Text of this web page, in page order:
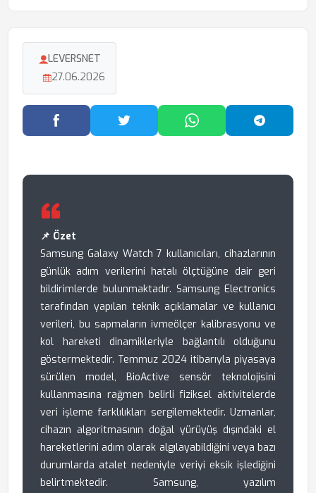
LEVERSNET
27.06.2026
Facebook'ta PaylaşTwitter'da PaylaşWhatsApp'ta Paylaş
📌 Özet
Samsung Galaxy Watch 7 kullanıcıları, cihazlarının
günlük adım verilerini hatalı ölçtüğüne dair geri
bildirimlerde bulunmaktadır. Samsung Electronics
tarafından yapılan teknik açıklamalar ve kullanıcı
verileri, bu sapmaların ivmeölçer kalibrasyonu ve
kol hareketi dinamikleriyle bağlantılı olduğunu
göstermektedir. Temmuz 2024 itibarıyla piyasaya
sürülen model, BioActive sensör teknolojisini
kullanmasına rağmen belirli fiziksel aktivitelerde
veri işleme farklılıkları sergilemektedir. Uzmanlar,
cihazın algoritmasının doğal yürüyüş dışındaki el
hareketlerini adım olarak algılayabildiğini veya bazı
durumlarda atalet nedeniyle veriyi eksik işlediğini
belirtmektedir. Samsung, yazılım